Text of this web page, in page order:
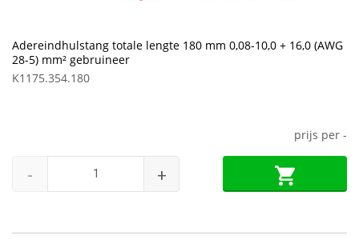
Adereindhulstang totale lengte 180 mm 0,08-10,0 + 16,0 (AWG
28-5) mm² gebruineer
K1175.354.180
prijs per -
- +